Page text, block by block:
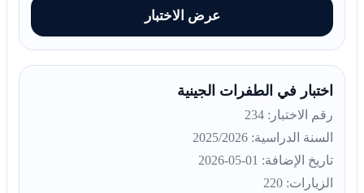
عرض الاختبار
اختبار في الطفرات الجينية
رقم الاختبار: 234
السنة الدراسية: 2025/2026
تاريخ الإضافة: 01-05-2026
الزيارات: 220